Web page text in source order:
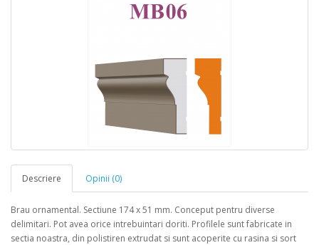
Descriere Opinii (0)
Brau ornamental. Sectiune 174 x 51 mm. Conceput pentru diverse
delimitari. Pot avea orice intrebuintari doriti. Profilele sunt fabricate in
sectia noastra, din polistiren extrudat si sunt acoperite cu rasina si sort